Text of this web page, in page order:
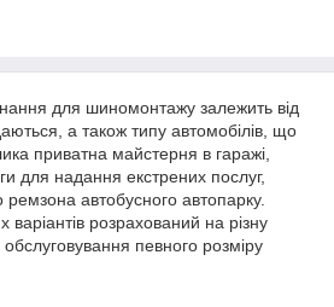
для шиномонтажу залежить від
а також типу автомобілів, що
приватна майстерня в гаражі,
для надання екстрених послуг,
ремзона автобусного автопарку.
варіантів розрахований на різну
обслуговування певного розміру